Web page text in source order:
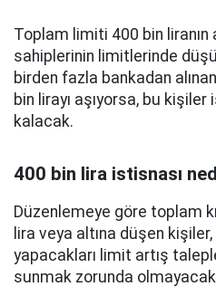
Toplam limiti 400 bin liranın
sahiplerinin limitlerinde
birden fazla bankadan
bin lirayı aşıyorsa, bu kişiler
kalacak.
400 bin lira istisnası
Düzenlemeye göre toplam
lira veya altına düşen
yapacakları limit artış
sunmak zorunda